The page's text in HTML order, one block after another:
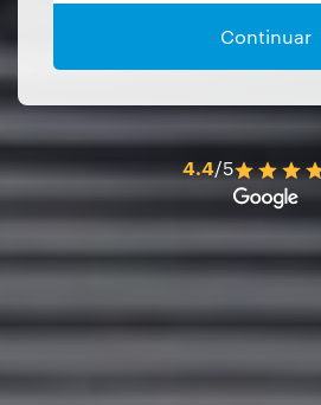
Continuar
4.4/5